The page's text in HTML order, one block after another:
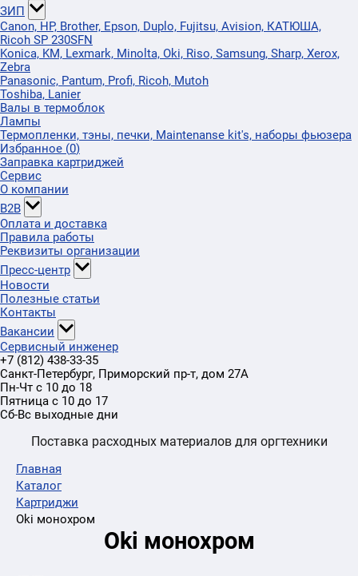
ЗИП
Canon, HP, Brother, Epson, Duplo, Fujitsu, Avision, КАТЮША,
Ricoh SP 230SFN
Konica, KM, Lexmark, Minolta, Oki, Riso, Samsung, Sharp, Xerox,
Zebra
Panasonic, Pantum, Profi, Ricoh, Mutoh
Toshiba, Lanier
Валы в термоблок
Лампы
Термопленки, тэны, печки, Maintenanse kit's, наборы фьюзера
Избранное (0)
Заправка картриджей
Сервис
О компании
B2B
Оплата и доставка
Правила работы
Реквизиты организации
Пресс-центр
Новости
Полезные статьи
Контакты
Вакансии
Сервисный инженер
+7 (812) 438-33-35
Санкт-Петербург, Приморский пр-т, дом 27А
Пн-Чт с 10 до 18
Пятница с 10 до 17
Сб-Вс выходные дни
Поставка расходных материалов для оргтехники
Главная
Каталог
Картриджи
Oki монохром
Oki монохром